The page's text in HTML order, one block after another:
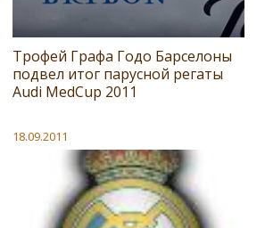
Трофей Графа Годо Барселоны
подвел итог парусной регаты
Audi MedCup 2011
18.09.2011